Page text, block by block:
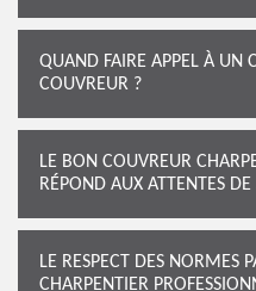
QUAND FAIRE APPEL À UN
COUVREUR ?
LE BON COUVREUR
RÉPOND AUX ATTENTES DE
LE RESPECT DES NORMES
CHARPENTIER